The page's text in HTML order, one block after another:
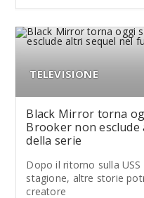
TELEVISIONE
Black Mirror torna
Brooker non
della serie
Dopo il ritorno sulla
stagione, altre storie
creatore